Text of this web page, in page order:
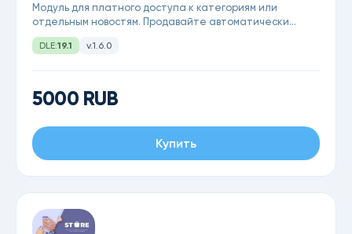
Модуль для платного доступа к категориям или
отдельным новостям. Продавайте автоматически
курсы или файлы на определенный срок
DLE:19.1 v.1.6.0
5000 RUB
Купить